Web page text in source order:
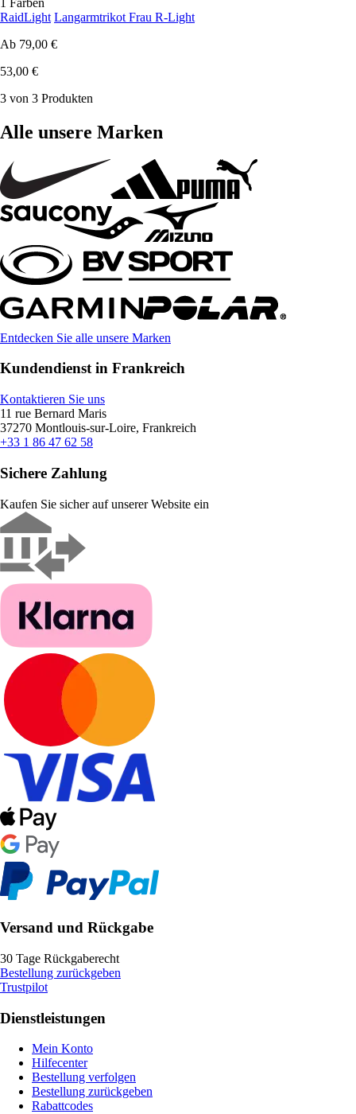
RaidLight Langarmtrikot Frau R-Light
Ab 79,00 €
53,00 €
3 von 3 Produkten
Alle unsere Marken
Entdecken Sie alle unsere Marken
Kundendienst in Frankreich
Kontaktieren Sie uns
11 rue Bernard Maris
37270 Montlouis-sur-Loire, Frankreich
+33 1 86 47 62 58
Sichere Zahlung
Kaufen Sie sicher auf unserer Website ein
Versand und Rückgabe
30 Tage Rückgaberecht
Bestellung zurückgeben
Trustpilot
Dienstleistungen
Mein Konto
Hilfecenter
Bestellung verfolgen
Bestellung zurückgeben
Rabattcodes